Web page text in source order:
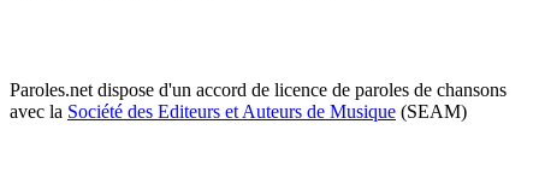
Paroles.net dispose d'un accord de licence de paroles de chansons
avec la Société des Editeurs et Auteurs de Musique (SEAM)